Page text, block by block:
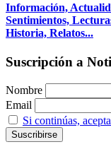
Información,
Sentimientos,
Historia, Relatos...
Suscripción a
Nombre
Email
Si continúas,